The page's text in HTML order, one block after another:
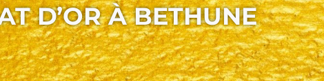
D’OR À BETHUNE